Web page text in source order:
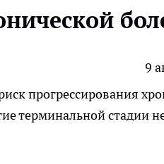
9
прогрессирования
терминальной стадии